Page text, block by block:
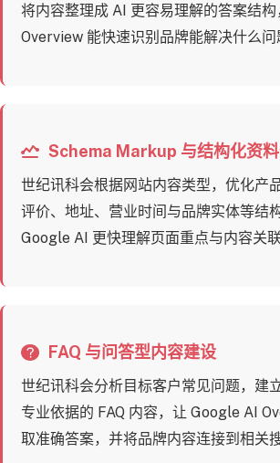
将内容整理成 AI 更容易理解的答案结
Overview 能快速识别品牌能解决什么问
Schema Markup 与结构化资
世纪讯科会根据网站内容类型，优化产
评价、地址、营业时间与品牌实体等结
Google AI 更快理解页面重点与内容关联
FAQ 与问答型内容建设
世纪讯科会分析目标客户常见问题，建
专业依据的 FAQ 内容，让 Google AI
取准确答案，并将品牌内容连接到相关